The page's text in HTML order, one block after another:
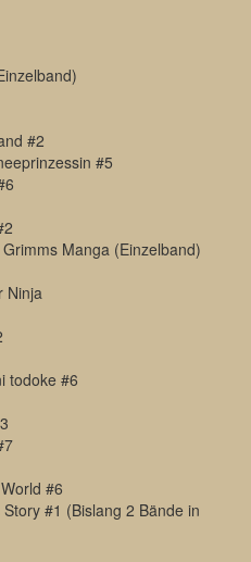
#2
#5
Manga (Einzelband)
Ninja
todoke #6
#6
Story #1 (Bislang 2 Bände in